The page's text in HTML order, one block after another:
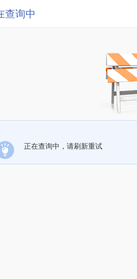
查询中
正在查询中，请刷新重试